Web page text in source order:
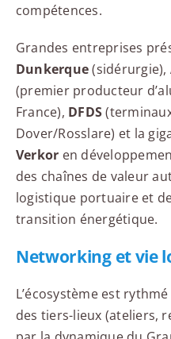
compétences.
Grandes entreprises
Dunkerque(sidérurgie),
(premier producteur
France), DFDS
Dover/Rosslare) et la
Verkor en
des chaînes de valeur
logistique portuaire et
transition énergétique.
Networking et vie
L’écosystème est
des tiers-lieux (ateliers,